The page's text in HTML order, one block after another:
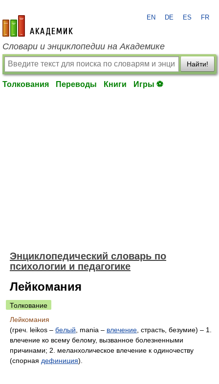
academic.ru
EN DE ES FR
Словари и энциклопедии на Академике
Найти!
Толкования Переводы Книги Игры ⚽
Энциклопедический словарь по
психологии и педагогике
Лейкомания
Толкование
Лейкомания
(греч. leikos – белый , mania – влечение , страсть, безумие) – 1.
влечение ко всему белому, вызванное болезненными
причинами; 2. меланхолическое влечение к одиночеству
(спорная дефиниция).